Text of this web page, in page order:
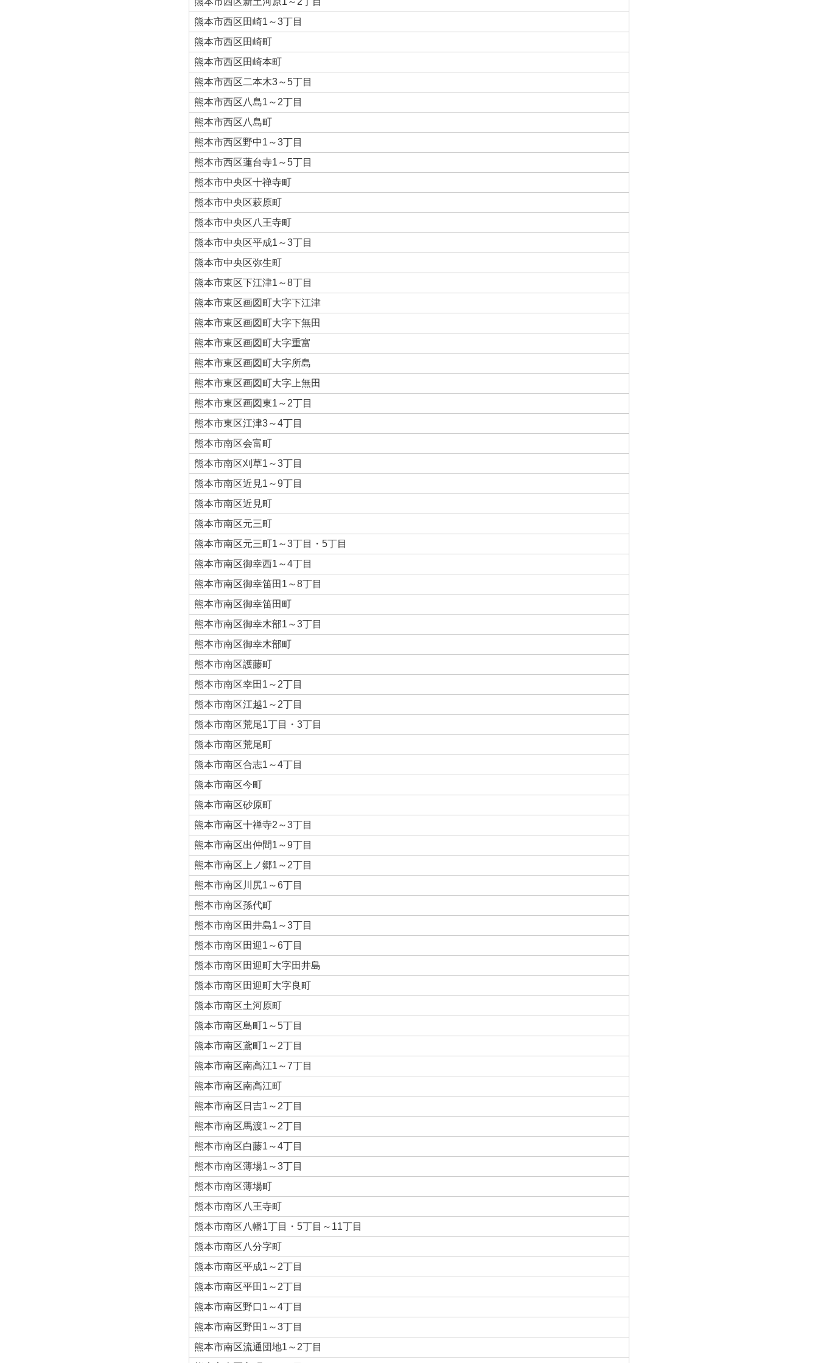
熊本市西区田崎1～3丁目
熊本市西区田崎町
熊本市西区田崎本町
熊本市西区二本木3～5丁目
熊本市西区八島1～2丁目
熊本市西区八島町
熊本市西区野中1～3丁目
熊本市西区蓮台寺1～5丁目
熊本市中央区十禅寺町
熊本市中央区萩原町
熊本市中央区八王寺町
熊本市中央区平成1～3丁目
熊本市中央区弥生町
熊本市東区下江津1～8丁目
熊本市東区画図町大字下江津
熊本市東区画図町大字下無田
熊本市東区画図町大字重富
熊本市東区画図町大字所島
熊本市東区画図町大字上無田
熊本市東区画図東1～2丁目
熊本市東区江津3～4丁目
熊本市南区会富町
熊本市南区刈草1～3丁目
熊本市南区近見1～9丁目
熊本市南区近見町
熊本市南区元三町
熊本市南区元三町1～3丁目・5丁目
熊本市南区御幸西1～4丁目
熊本市南区御幸笛田1～8丁目
熊本市南区御幸笛田町
熊本市南区御幸木部1～3丁目
熊本市南区御幸木部町
熊本市南区護藤町
熊本市南区幸田1～2丁目
熊本市南区江越1～2丁目
熊本市南区荒尾1丁目・3丁目
熊本市南区荒尾町
熊本市南区合志1～4丁目
熊本市南区今町
熊本市南区砂原町
熊本市南区十禅寺2～3丁目
熊本市南区出仲間1～9丁目
熊本市南区上ノ郷1～2丁目
熊本市南区川尻1～6丁目
熊本市南区孫代町
熊本市南区田井島1～3丁目
熊本市南区田迎1～6丁目
熊本市南区田迎町大字田井島
熊本市南区田迎町大字良町
熊本市南区土河原町
熊本市南区島町1～5丁目
熊本市南区鳶町1～2丁目
熊本市南区南高江1～7丁目
熊本市南区南高江町
熊本市南区日吉1～2丁目
熊本市南区馬渡1～2丁目
熊本市南区白藤1～4丁目
熊本市南区薄場1～3丁目
熊本市南区薄場町
熊本市南区八王寺町
熊本市南区八幡1丁目・5丁目～11丁目
熊本市南区八分字町
熊本市南区平成1～2丁目
熊本市南区平田1～2丁目
熊本市南区野口1～4丁目
熊本市南区野田1～3丁目
熊本市南区流通団地1～2丁目